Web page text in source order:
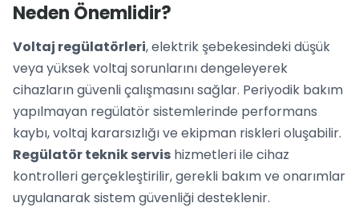
Neden Önemlidir?
Voltaj regülatörleri, elektrik şebekesindeki düşük
veya yüksek voltaj sorunlarını dengeleyerek
cihazların güvenli çalışmasını sağlar. Periyodik bakım
yapılmayan regülatör sistemlerinde performans
kaybı, voltaj kararsızlığı ve ekipman riskleri oluşabilir.
Regülatör teknik servis hizmetleri ile cihaz
kontrolleri gerçekleştirilir, gerekli bakım ve onarımlar
uygulanarak sistem güvenliği desteklenir.